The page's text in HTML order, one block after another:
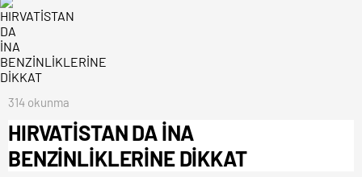
314 okunma
HIRVATİSTAN DA İNA
BENZİNLİKLERİNE DİKKAT